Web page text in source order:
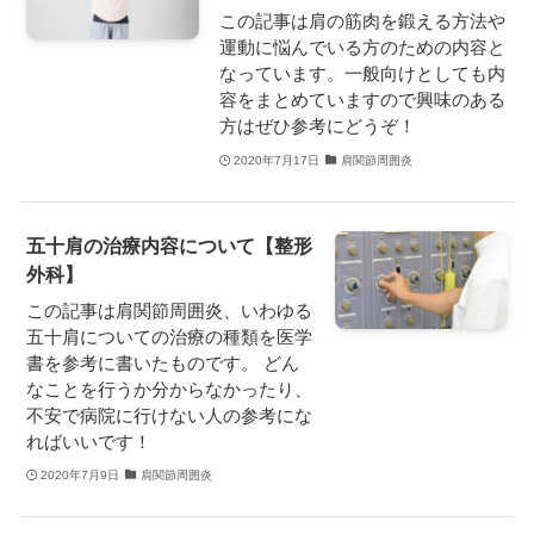
この記事は肩の筋肉を鍛える方法や
運動に悩んでいる方のための内容と
なっています。一般向けとしても内
容をまとめていますので興味のある
方はぜひ参考にどうぞ！
2020年7月17日 肩関節周囲炎
五十肩の治療内容について【整形
外科】
この記事は肩関節周囲炎、いわゆる
五十肩についての治療の種類を医学
書を参考に書いたものです。 どん
なことを行うか分からなかったり、
不安で病院に行けない人の参考にな
ればいいです！
2020年7月9日 肩関節周囲炎